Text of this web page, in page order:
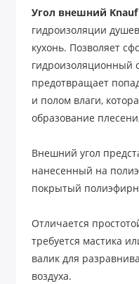
Угол внешний Knauf
гидроизоляции
кухонь. Позволяет
гидроизоляционный
предотвращает
и полом влаги,
образование
Внешний угол
нанесенный на
покрытый
Отличается
требуется мастика
валик для
воздуха.